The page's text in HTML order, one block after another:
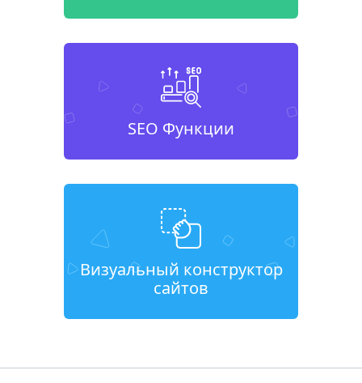
SEO Функции
Визуальный конструктор
сайтов